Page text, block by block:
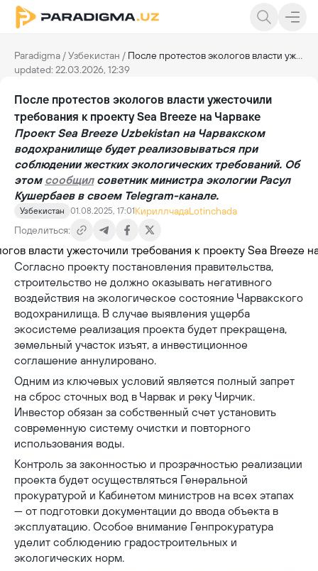
Paradigma /Узбекистан / После протестов экологов власти ужесточили требования к проекту Sea Breeze на Чарваке
updated: 22.03.2026, 12:39
После протестов экологов власти ужесточили
требования к проекту Sea Breeze на Чарваке
Проект Sea Breeze Uzbekistan на Чарвакском
водохранилище будет реализовываться при
соблюдении жестких экологических требований. Об
этом сообщилсоветник министра экологии Расул
Кушербаев в своем Telegram-канале.
Узбекистан 01.08.2025, 17:01 КириллчадаLotinchada
Поделиться:
Согласно проекту постановления правительства,
строительство не должно оказывать негативного
воздействия на экологическое состояние Чарвакского
водохранилища. В случае выявления ущерба
экосистеме реализация проекта будет прекращена,
земельный участок изъят, а инвестиционное
соглашение аннулировано.
Одним из ключевых условий является полный запрет
на сброс сточных вод в Чарвак и реку Чирчик.
Инвестор обязан за собственный счет установить
современную систему очистки и повторного
использования воды.
Контроль за законностью и прозрачностью реализации
проекта будет осуществляться Генеральной
прокуратурой и Кабинетом министров на всех этапах
— от подготовки документации до ввода объекта в
эксплуатацию. Особое внимание Генпрокуратура
уделит соблюдению градостроительных и
экологических норм.